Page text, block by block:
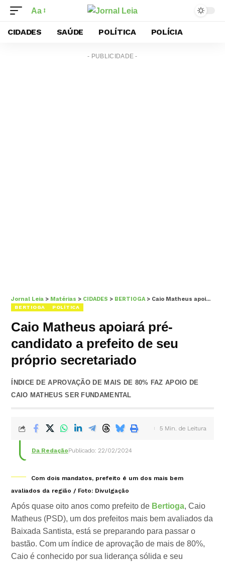
Aa
CIDADES SAÚDE POLÍTICA POLÍCIA
- PUBLICIDADE -
Jornal Leia > Matérias > CIDADES > BERTIOGA> Caio Matheus apoiará pré-candidato a prefeito de seu próprio secretariado
BERTIOGA POLÍTICA
Caio Matheus apoiará pré-
candidato a prefeito de seu
próprio secretariado
ÍNDICE DE APROVAÇÃO DE MAIS DE 80% FAZ APOIO DE
CAIO MATHEUS SER FUNDAMENTAL
Da RedaçãoPublicado: 22/02/2024
5 Min. de Leitura
Com dois mandatos, prefeito é um dos mais bem
avaliados da região / Foto: Divulgação
Após quase oito anos como prefeito de Bertioga, Caio
Matheus (PSD), um dos prefeitos mais bem avaliados da
Baixada Santista, está se preparando para passar o
bastão. Com um índice de aprovação de mais de 80%,
Caio é conhecido por sua liderança sólida e seu